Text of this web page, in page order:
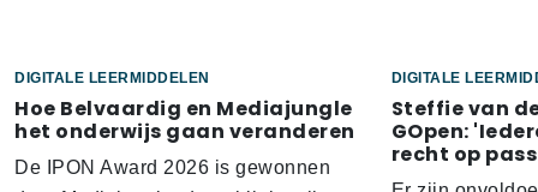
DIGITALE LEERMIDDELEN
Hoe Belvaardig en Mediajungle
het onderwijs gaan veranderen
De IPON Award 2026 is gewonnen
DIGITALE
Steffie van
GOpen:
recht op